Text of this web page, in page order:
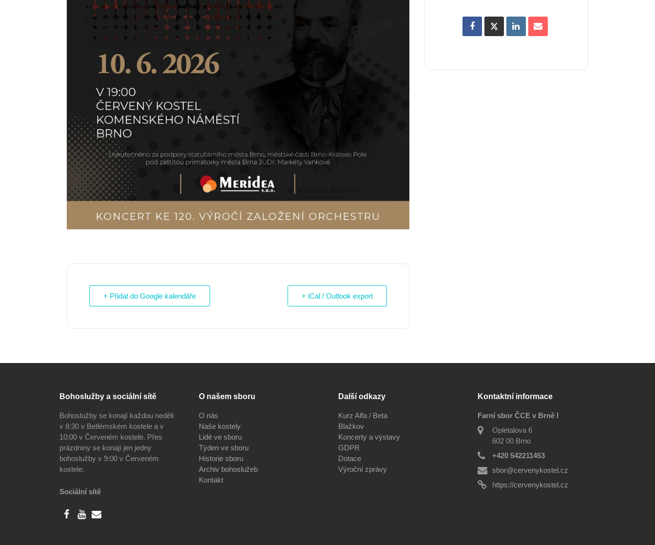
+ Přidat do Google kalendáře + iCal / Outlook export
Bohoslužby a sociální sítě
Bohoslužby se konají každou neděli
v 8:30 v Betlémském kostele a v
10:00 v Červeném kostele. Přes
prázdniny se konají jen jedny
bohoslužby v 9:00 v Červeném
kostele.
Sociální sítě
O našem sboru
O nás
Naše kostely
Lidé ve sboru
Týden ve sboru
Historie sboru
Archiv bohoslužeb
Kontakt
Další odkazy
Kurz Alfa / Beta
Blažkov
Koncerty a výstavy
GDPR
Dotace
Výroční zprávy
Kontaktní informace
Farní sbor ČCE v Brně I
Opletalova 6
602 00 Brno
+420 542211453
sbor@cervenykostel.cz
https://cervenykostel.cz